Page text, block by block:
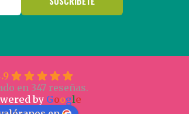
en 347 reseñas.
by Google